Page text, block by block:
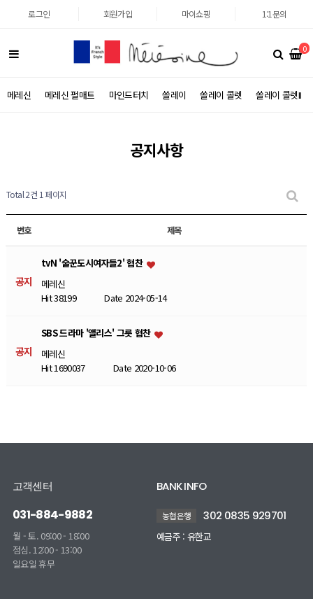
로그인 회원가입 마이쇼핑 1:1문의
0
메레신 메레신 펄매트 마인드터치 쏠레이 쏠레이 콜렛 쏠레이 콜렛II
공지사항
Total 2건 1 페이지
번호 제목
공지
tvN '술꾼도시여자들2' 협찬
메레신
Hit 38199Date 2024-05-14
공지
SBS 드라마 '앨리스' 그릇 협찬
메레신
Hit 1690037Date 2020-10-06
고객센터
031-884-9882
월 - 토. 09:00 - 18:00
점심. 12:00 - 13:00
일요일 휴무
BANK INFO
농협은행 302 0835 929701
예금주 : 유한교